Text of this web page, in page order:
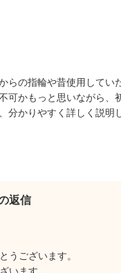
らの指輪や昔使用してい
可かもっと思いながら、
分かりやすく詳しく説明
返信
うございます。